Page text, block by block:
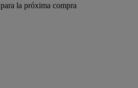
la próxima compra